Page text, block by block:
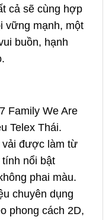
cả sẽ cùng hợp
vững mạnh, một
buồn, hạnh
Family We Are
Telex Thái.
vải được làm từ
nổi bật
phai màu.
chuyên dụng
phong cách 2D,